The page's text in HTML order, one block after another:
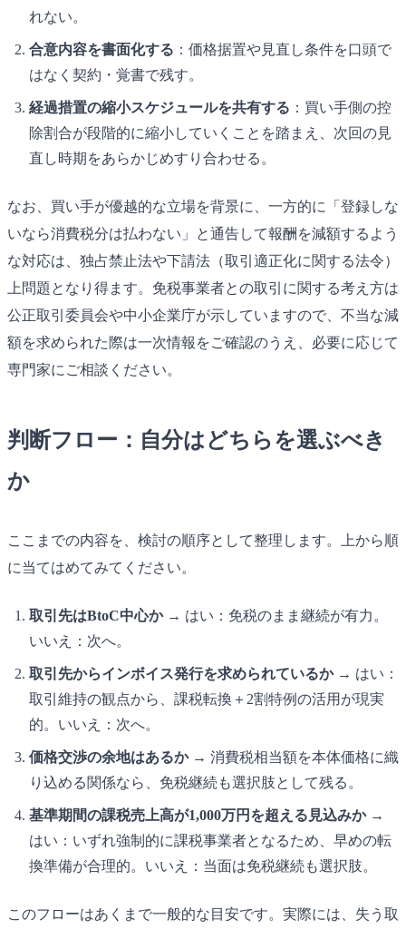
れない。
合意内容を書面化する ：価格据置や見直し条件を口頭で
はなく契約・覚書で残す。
経過措置の縮小スケジュールを共有する ：買い手側の控
除割合が段階的に縮小していくことを踏まえ、次回の見
直し時期をあらかじめすり合わせる。
なお、買い手が優越的な立場を背景に、一方的に「登録しな
いなら消費税分は払わない」と通告して報酬を減額するよう
な対応は、独占禁止法や下請法（取引適正化に関する法令）
上問題となり得ます。免税事業者との取引に関する考え方は
公正取引委員会や中小企業庁が示していますので、不当な減
額を求められた際は一次情報をご確認のうえ、必要に応じて
専門家にご相談ください。
判断フロー：自分はどちらを選ぶべき
か
ここまでの内容を、検討の順序として整理します。上から順
に当てはめてみてください。
取引先はBtoC中心か→ はい：免税のまま継続が有力。
いいえ：次へ。
取引先からインボイス発行を求められているか→ はい：
取引維持の観点から、課税転換＋2割特例の活用が現実
的。いいえ：次へ。
価格交渉の余地はあるか→ 消費税相当額を本体価格に織
り込める関係なら、免税継続も選択肢として残る。
基準期間の課税売上高が1,000万円を超える見込みか→
はい：いずれ強制的に課税事業者となるため、早めの転
換準備が合理的。いいえ：当面は免税継続も選択肢。
このフローはあくまで一般的な目安です。実際には、失う取